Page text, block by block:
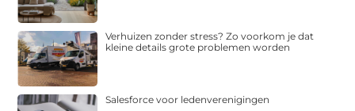
Verhuizen zonder stress? Zo voorkom je dat
kleine details grote problemen worden
Salesforce voor ledenverenigingen